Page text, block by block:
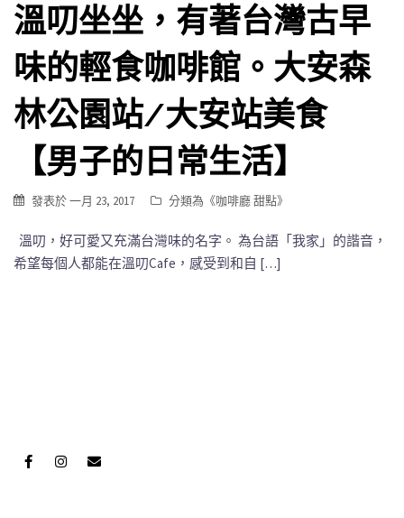
溫叨坐坐，有著台灣古早
味的輕食咖啡館。大安森
林公園站/大安站美食
【男子的日常生活】
發表於一月 23, 2017 分類為《咖啡廳 甜點》
溫叨，好可愛又充滿台灣味的名字。 為台語「我家」的諧音，
希望每個人都能在溫叨Cafe，感受到和自 […]